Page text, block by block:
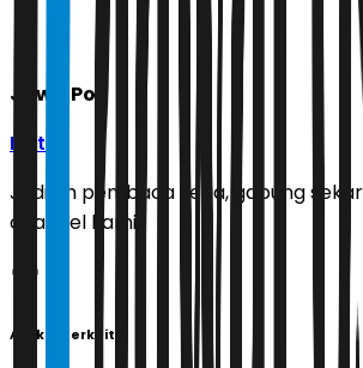
Jawa Pos
Ikuti
Jadilah pembaca setia, gabung
channel kami!
Artikel Terkait